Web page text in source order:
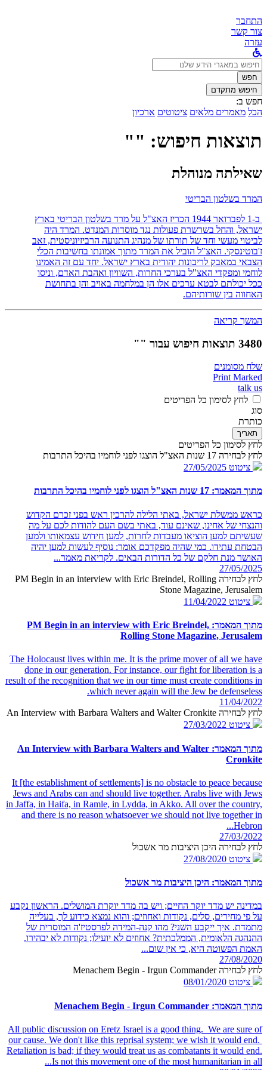
התחבר
צור קשר
עזרה
לחפש
ב:חפש
חיפוש מתקדם
חפש ב:
הכל מאמרים מלאים ציטוטים ארכיון
תוצאות חיפוש: ""
שאילתה מנוהלת
המרד בשלטון הבריטי
ב-1 לפברואר 1944 הכריז האצ"ל על מרד בשלטון הבריטי בארץ
ישראל, והחל בשרשרת פעולות נגד מוסדות המנדט. המרד היה
לביטוי מעשי וחד של תורתו של מנהיג התנועה הרביזיוניסטית, זאב
ז'בוטינסקי. האצ"ל הוביל את המרד מתוך אמונתו בחשיבות הכלי
הצבאי במאבק לריבונות יהודית בארץ ישראל. יחד עם זה האמינו
לוחמי ומפקדי האצ"ל בערכי החרות, השוויון ואהבת האדם, וניסו
ככל יכולתם לבטא ערכים אלו הן במלחמה באויב והן בתחושת
האחווה בין שורותיהם.
המשך קריאה
3480 תוצאות חיפוש עבור ""
שלח מסומנים
Print Marked
talk us
לחץ לסימון כל הפריטים
סוג
כותרת
תאריך
לחץ לסימון כל הפריטים
לחץ לבחירה 17 שנות האצ"ל הוצגו לפני לוחמיו בהיכל התרבות
ציטוט 27/05/2025
מתוך המאמר: 17 שנות האצ"ל הוצגו לפני לוחמיו בהיכל התרבות
כראש ממשלת ישראל, באתי הלילה להרכין ראש בפני זכרם הקדוש
והנצחי של אחינו, שאינם עוד, באתי בשם העם להודות לכם על מה
שעשיתם למען הוציאו מעבדות לחרות, למען חידוש עצמאותו ולמען
הבטחת עתידו. כמי שהיה מפקדכם אומר: נוסיף לעשות למען יהיה
האושר מנת חלקם של כל הדורות הבאים. לקריאת מאמר...
27/05/2025
לחץ לבחירה PM Begin in an interview with Eric Breindel, Rolling
Stone Magazine, Jerusalem
ציטוט 11/04/2022
מתוך המאמר: PM Begin in an interview with Eric Breindel,
Rolling Stone Magazine, Jerusalem
The Holocaust lives within me. It is the prime mover of all we have
done in our generation. For instance, our fight for liberation is a
result of the recognition that we in our time must create conditions in
which never again will the Jew be defenseless.
11/04/2022
לחץ לבחירה An Interview with Barbara Walters and Walter Cronkite
ציטוט 27/03/2022
מתוך המאמר: An Interview with Barbara Walters and Walter
Cronkite
It [the establishment of settlements] is no obstacle to peace because
Jews and Arabs can and should live together. Arabs live with Jews
in Jaffa, in Haifa, in Ramle, in Lydda, in Akko. All over the country,
and there is no reason whatsoever we should not live together in
Hebron...
27/03/2022
לחץ לבחירה היכן היציבות מר אשכול
ציטוט 27/08/2020
מתוך המאמר: היכן היציבות מר אשכול
במדינה יש מדד יוקר החיים; ויש בה מדד יוקרת המושלים. הראשון נקבע
על פי מחירים, סלים, נקודות ואחוזים; והוא נמצא כידוע לך, בעלייה
מתמדת. איך ייקבע השני? מהו קנה-המידה לפרסטיז'ה המוסרית של
ההנהגה הלאומית, הממלכתית? אחוזים לא יועילו; נקודות לא יבהירו.
האמת הפשוטה היא, כי אין שום...
27/08/2020
לחץ לבחירה Menachem Begin - Irgun Commander
ציטוט 08/01/2020
מתוך המאמר: Menachem Begin - Irgun Commander
All public discussion on Eretz Israel is a good thing. We are sure of
our cause. We don't like this reprisal system; we wish it would end.
Retaliation is bad; if they would treat us as combatants it would end.
Is not this movement one of the most humanitarian in all...